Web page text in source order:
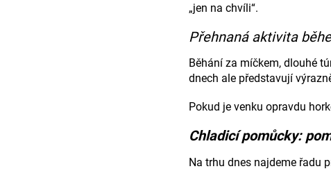
„jen na chvíli“.
Přehnaná aktivita
Běhání za míčkem, dlouhé
dnech ale představují
Pokud je venku opravdu
Chladicí pomůcky:
Na trhu dnes najdeme řadu